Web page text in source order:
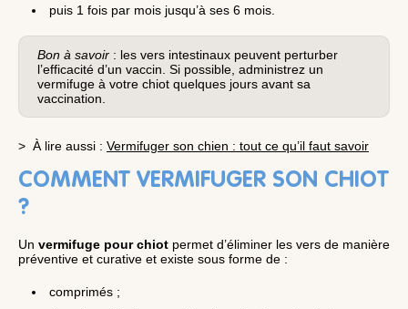
puis 1 fois par mois jusqu’à ses 6 mois.
Bon à savoir : les vers intestinaux peuvent perturber
l’efficacité d’un vaccin. Si possible, administrez un
vermifuge à votre chiot quelques jours avant sa
vaccination.
> À lire aussi : Vermifuger son chien : tout ce qu’il faut savoir
COMMENT VERMIFUGER SON CHIOT
?
Un vermifuge pour chiot permet d’éliminer les vers de manière
préventive et curative et existe sous forme de :
comprimés ;